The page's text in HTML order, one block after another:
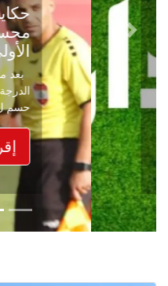
حكاية نجاح
محسن
الأولى
بعد موسم حافل
الدرجة الثانية، نجح
حسم ل...
إقرأ الخبر
Previous